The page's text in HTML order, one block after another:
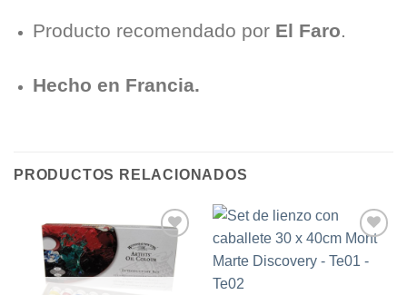
Producto recomendado por El Faro.
Hecho en Francia.
PRODUCTOS RELACIONADOS
Añadir
a la
lista de
a la